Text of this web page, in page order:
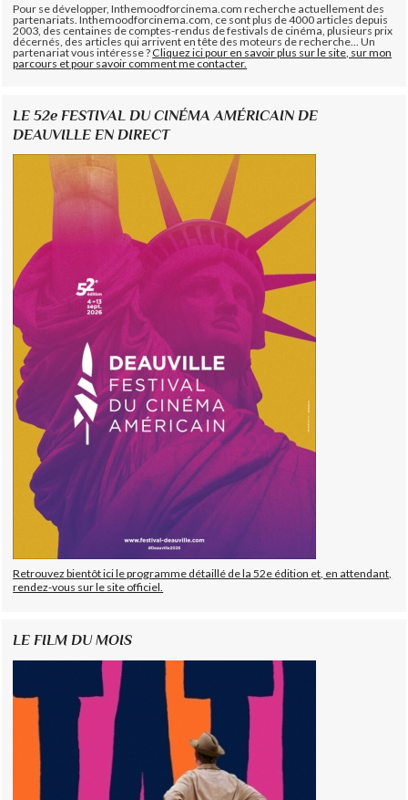
Pour se développer, Inthemoodforcinema.com recherche actuellement des
partenariats. Inthemoodforcinema.com, ce sont plus de 4000 articles depuis
2003, des centaines de comptes-rendus de festivals de cinéma, plusieurs prix
décernés, des articles qui arrivent en tête des moteurs de recherche... Un
partenariat vous intéresse ?Cliquez ici pour en savoir plus sur le site, sur mon
parcours et pour savoir comment me contacter.
LE 52e FESTIVAL DU CINÉMA AMÉRICAIN DE
DEAUVILLE EN DIRECT
Retrouvez bientôt ici le programme détaillé de la 52e édition et, en attendant,
rendez-vous sur le site officiel.
LE FILM DU MOIS